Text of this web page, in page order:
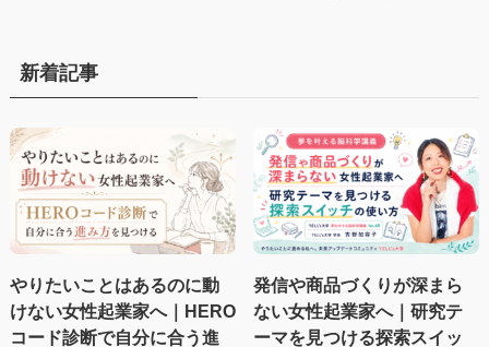
新着記事
やりたいことはあるのに動
けない女性起業家へ｜HERO
コード診断で自分に合う進
発信や商品づくりが深まら
ない女性起業家へ｜研究テ
ーマを見つける探索スイッ